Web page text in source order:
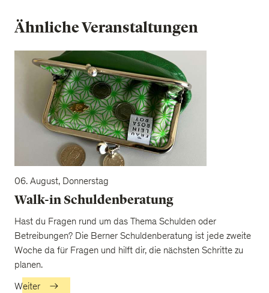
Ähnliche Veranstaltungen
06. August, Donnerstag
Walk-in Schuldenberatung
Hast du Fragen rund um das Thema Schulden oder
Betreibungen? Die Berner Schuldenberatung ist jede zweite
Woche da für Fragen und hilft dir, die nächsten Schritte zu
planen.
Weiter